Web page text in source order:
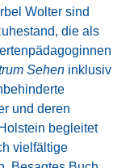
Wolter sind
die als
Sehen inklusiv
und deren
begleitet
vielfältige